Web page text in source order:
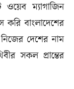
ম্যাগাজিন
করি বাংলাদেশের
দেশের নাম
সকল প্রান্তের